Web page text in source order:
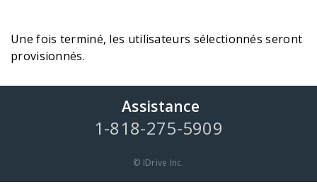
Une fois terminé, les utilisateurs sélectionnés seront
provisionnés.
Assistance
1-818-275-5909
© IDrive Inc.